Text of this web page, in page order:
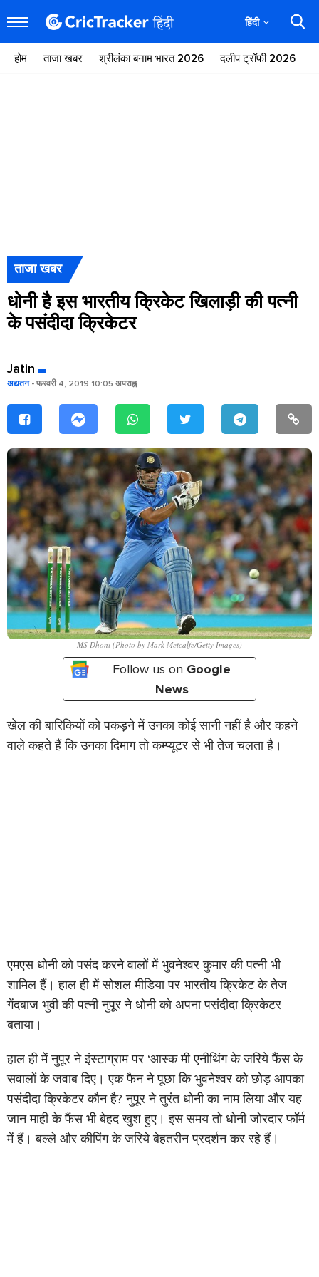
हिंदी
होम ताजा खबर श्रीलंका बनाम भारत 2026 दलीप ट्रॉफी 2026
ताजा खबर
धोनी है इस भारतीय क्रिकेट खिलाड़ी की पत्नी
के पसंदीदा क्रिकेटर
Jatin
अद्यतन- फरवरी 4, 2019 10:05 अपराह्न
MS Dhoni (Photo by Mark Metcalfe/Getty Images)
Follow us on Google
News
खेल की बारिकियों को पकड़ने में उनका कोई सानी नहीं है और कहने
वाले कहते हैं कि उनका दिमाग तो कम्प्यूटर से भी तेज चलता है।
एमएस धोनी को पसंद करने वालों में भुवनेश्वर कुमार की पत्नी भी
शामिल हैं। हाल ही में सोशल मीडिया पर भारतीय क्रिकेट के तेज
गेंदबाज भुवी की पत्नी नुपूर ने धोनी को अपना पसंदीदा क्रिकेटर
बताया।
हाल ही में नुपूर ने इंस्टाग्राम पर ‘आस्क मी एनीथिंग के जरिये फैंस के
सवालों के जवाब दिए। एक फैन ने पूछा कि भुवनेश्वर को छोड़ आपका
पसंदीदा क्रिकेटर कौन है? नुपूर ने तुरंत धोनी का नाम लिया और यह
जान माही के फैंस भी बेहद खुश हुए। इस समय तो धोनी जोरदार फॉर्म
में हैं। बल्ले और कीपिंग के जरिये बेहतरीन प्रदर्शन कर रहे हैं।